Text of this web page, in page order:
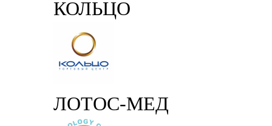
КОЛЬЦО
ЛОТОС-МЕД